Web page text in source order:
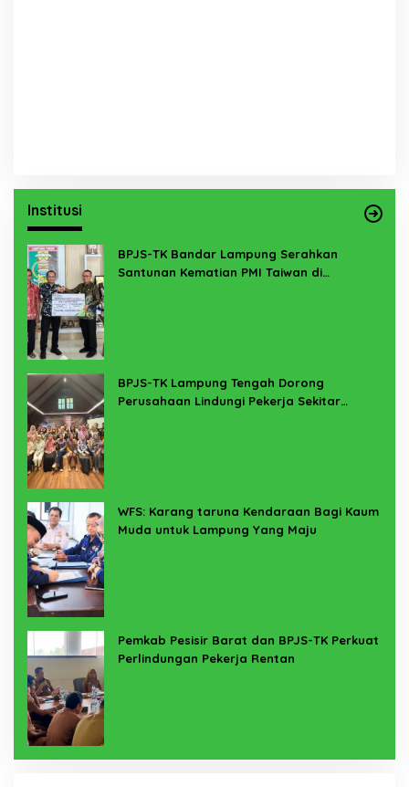
Institusi
BPJS-TK Bandar Lampung Serahkan
Santunan Kematian PMI Taiwan di
BPJS-TK Lampung Tengah Dorong
Perusahaan Lindungi Pekerja Sekitar
WFS: Karang taruna Kendaraan Bagi Kaum
Muda untuk Lampung Yang Maju
Pemkab Pesisir Barat dan BPJS-TK Perkuat
Perlindungan Pekerja Rentan